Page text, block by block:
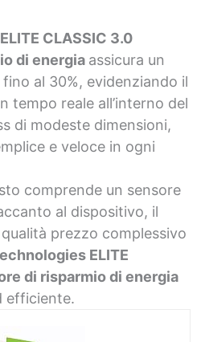
CLASSIC 3.0
di energia assicura un
al 30%, evidenziando il
tempo reale all’interno del
di modeste dimensioni,
e veloce in ogni
comprende un sensore
al dispositivo, il
prezzo complessivo
ELITE
di risparmio di energia
efficiente.